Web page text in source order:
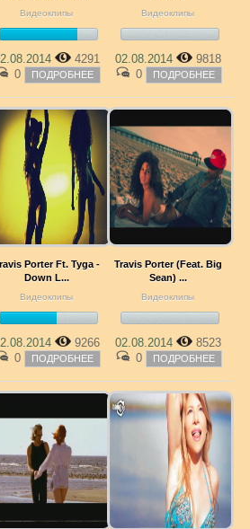
Видеоклипы
4291
0
ПОДРОБНЕЕ
Видеоклипы
02.08.2014
9818
0
ПОДРОБНЕЕ
Porter Ft. Tyga -
Down L...
Видеоклипы
9266
0
ПОДРОБНЕЕ
Travis Porter (Feat. Big
Sean) ...
Видеоклипы
02.08.2014
8523
0
ПОДРОБНЕЕ